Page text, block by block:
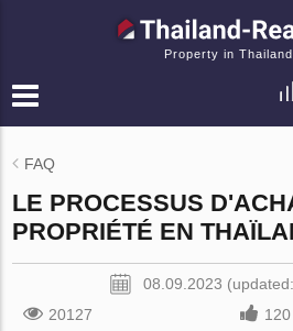
Property in Thailand
FAQ
LE PROCESSUS
PROPRIÉTÉ EN
08.09.2023
20127
120